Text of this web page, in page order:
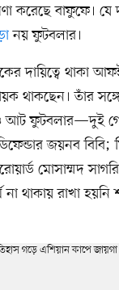
করেছে বাফুফে।
নয় ফুটবলার।
দায়িত্বে থাকা
থাকছেন। তাঁর
আট ফুটবলার—দুই
জয়নব বিবি;
মোসাম্মদ
না থাকায় রাখা